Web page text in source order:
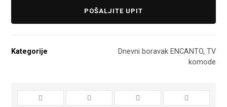
POŠALJITE UPIT
Kategorije Dnevni boravak ENCANTO, TV
komode